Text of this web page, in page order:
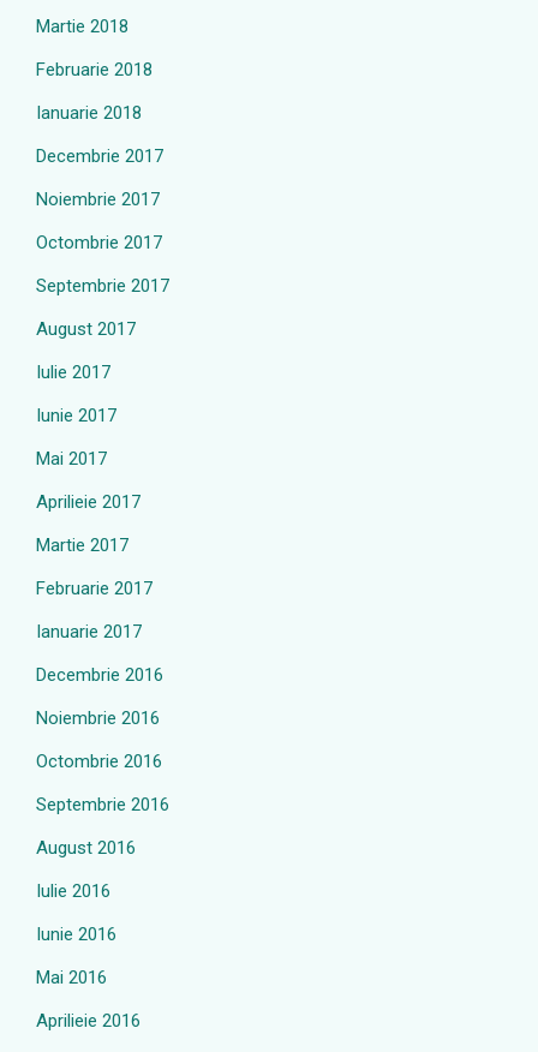
Martie 2018
Februarie 2018
Ianuarie 2018
Decembrie 2017
Noiembrie 2017
Octombrie 2017
Septembrie 2017
August 2017
Iulie 2017
Iunie 2017
Mai 2017
Aprilieie 2017
Martie 2017
Februarie 2017
Ianuarie 2017
Decembrie 2016
Noiembrie 2016
Octombrie 2016
Septembrie 2016
August 2016
Iulie 2016
Iunie 2016
Mai 2016
Aprilieie 2016